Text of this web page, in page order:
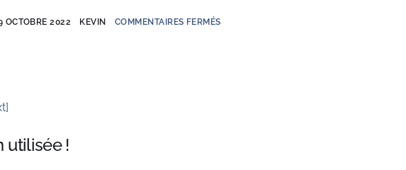
OCTOBRE 2022 KEVIN COMMENTAIRES FERMÉS
utilisée !